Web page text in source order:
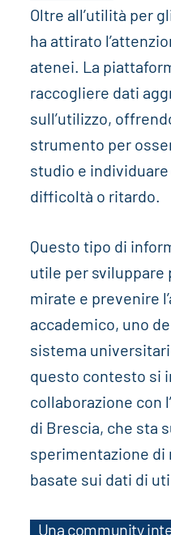
Oltre all’utilità per
ha attirato
atenei. La
raccogliere dati
sull’utilizzo,
strumento per
studio e
difficoltà o ritardo.
Questo tipo di
utile per
mirate e prevenire
accademico, uno
sistema
questo contesto si
collaborazione con
di Brescia, che sta
sperimentazione di
basate sui dati di
Una community